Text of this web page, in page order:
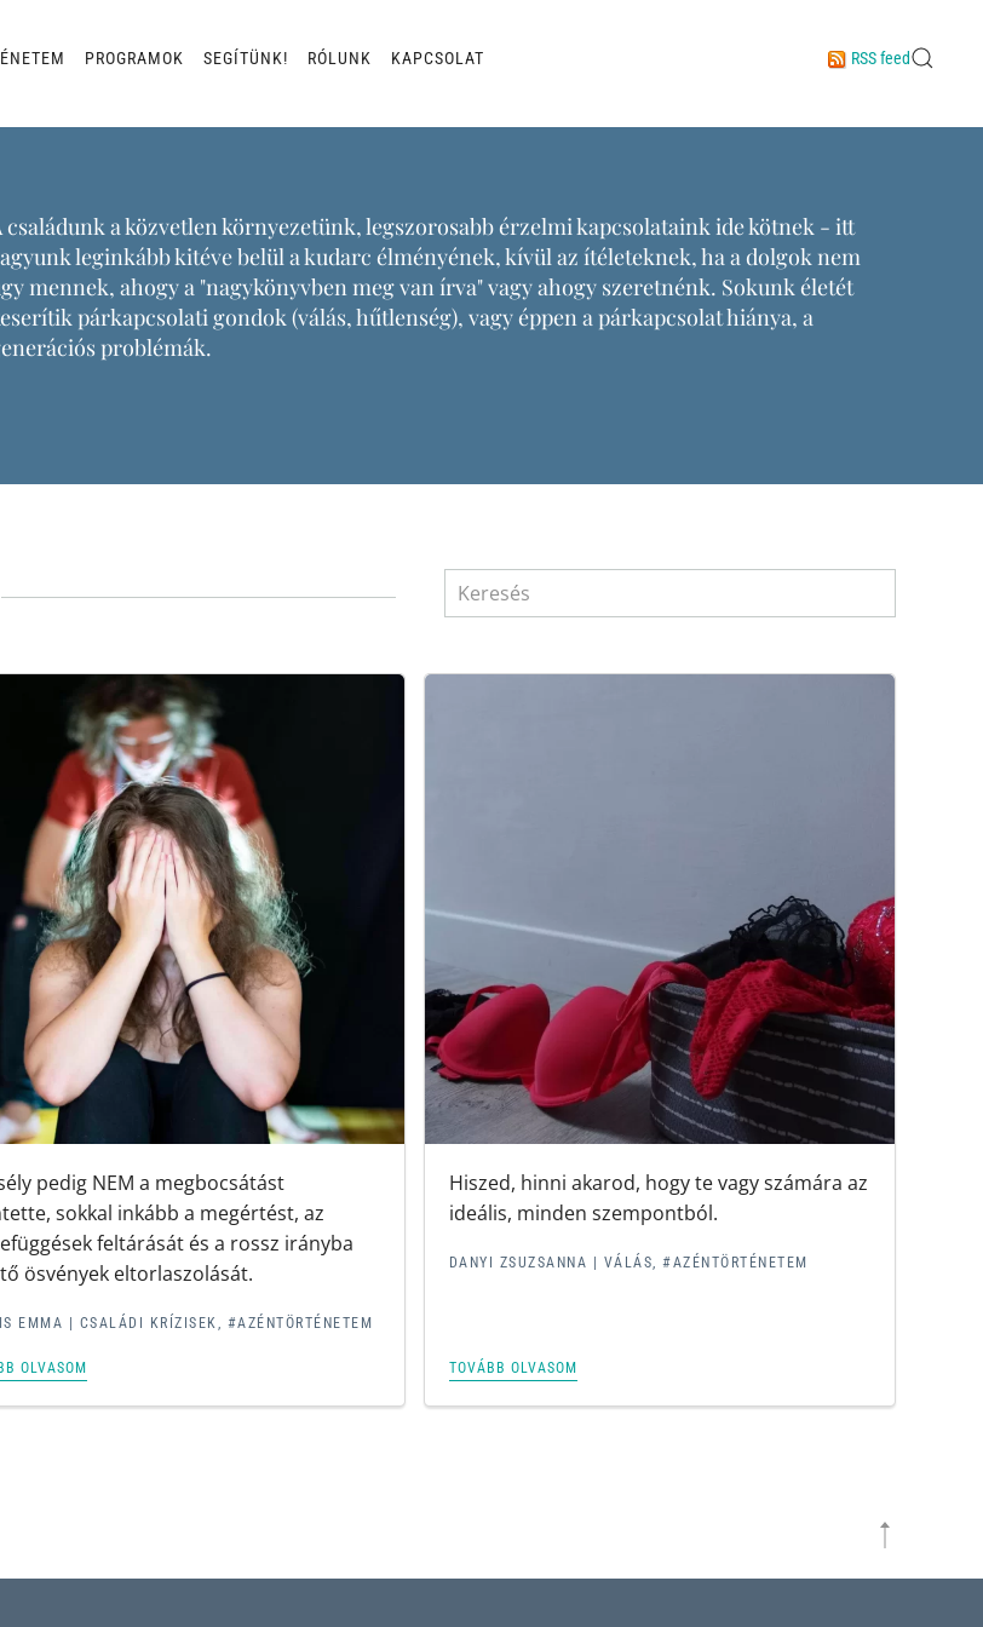
PROGRAMOK SEGÍTÜNK! RÓLUNK KAPCSOLAT RSS feed
családunk a közvetlen környezetünk, legszorosabb érzelmi kapcsolataink ide kötnek - itt
leginkább kitéve belül a kudarc élményének, kívül az ítéleteknek, ha a dolgok nem
mennek, ahogy a "nagykönyvben meg van írva" vagy ahogy szeretnénk. Sokunk életét
párkapcsolati gondok (válás, hűtlenség), vagy éppen a párkapcsolat hiánya, a
problémák.
pedig NEM a megbocsátást
sokkal inkább a megértést, az
feltárását és a rossz irányba
ösvények eltorlaszolását.
EMMA | CSALÁDI KRÍZISEK, #AZÉNTÖRTÉNETEM
OLVASOM
Hiszed, hinni akarod, hogy te vagy számára az
ideális, minden szempontból.
DANYI ZSUZSANNA | VÁLÁS,#AZÉNTÖRTÉNETEM
TOVÁBB OLVASOM